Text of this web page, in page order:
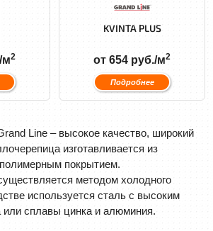
м2
KVINTA PLUS
от 654 руб./м2
Подробнее
Line – высокое качество, широкий
изготавливается из
покрытием.
методом холодного
используется сталь с высоким
или сплавы цинка и алюминия.